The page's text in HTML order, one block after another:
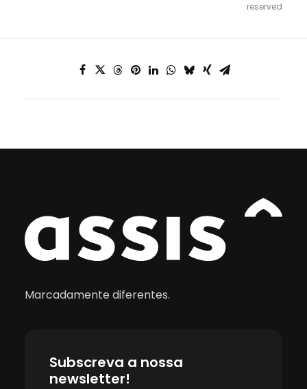
reserved
Marcadamente diferentes.
Subscreva a nossa
newsletter!